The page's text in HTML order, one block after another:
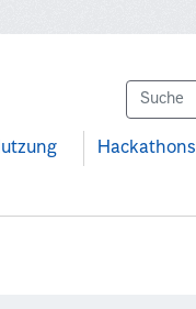
Hackathons